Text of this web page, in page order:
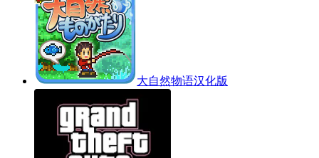
大自然物语汉化版